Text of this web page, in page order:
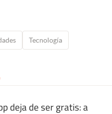
Tecnología
deja de ser gratis: a